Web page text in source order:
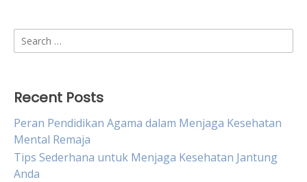
Search
for:
Recent Posts
Peran Pendidikan Agama dalam Menjaga Kesehatan
Mental Remaja
Tips Sederhana untuk Menjaga Kesehatan Jantung
Anda